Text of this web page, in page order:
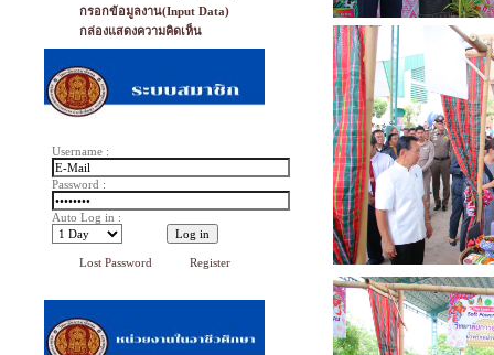
กรอกข้อมูลงาน(Input Data)
กล่องแสดงความคิดเห็น
Username :
Password :
Auto Log in :
Lost Password Register